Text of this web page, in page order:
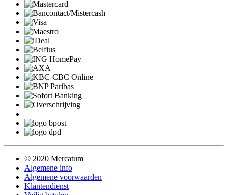
© 2020 Mercatum
Algemene info
Algemene voorwaarden
Klantendienst